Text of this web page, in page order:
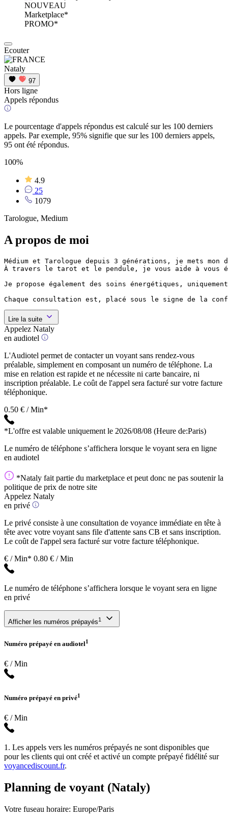
NOUVEAU
Marketplace*
PROMO*
Ecouter
Nataly
97
Hors ligne
Appels répondus
Le pourcentage d'appels répondus est calculé sur les 100 derniers
appels. Par exemple, 95% signifie que sur les 100 derniers appels,
95 ont été répondus.
100%
4.9
25
1079
Tarologue, Medium
A propos de moi
Médium et Tarologue depuis 3 générations, je mets
À travers le tarot et le pendule, je vous aide à vous
Je propose également des soins énergétiques,
Chaque consultation est, placé sous le signe de la
Lire la suite
Appelez Nataly
en audiotel
L'Audiotel permet de contacter un voyant sans rendez-vous
préalable, simplement en composant un numéro de téléphone. La
mise en relation est rapide et ne nécessite ni carte bancaire, ni
inscription préalable. Le coût de l'appel sera facturé sur votre facture
téléphonique.
0.50 € / Min*
*L'offre est valable uniquement le 2026/08/08 (Heure de:Paris)
Le numéro de téléphone s’affichera lorsque le voyant sera en ligne
en audiotel
*Nataly fait partie du marketplace et peut donc ne pas soutenir la
politique de prix de notre site
Appelez Nataly
en privé
Le privé consiste à une consultation de voyance immédiate en tête à
tête avec votre voyant sans file d'attente sans CB et sans inscription.
Le coût de l'appel sera facturé sur votre facture téléphonique.
€ / Min* 0.80 € / Min
Le numéro de téléphone s’affichera lorsque le voyant sera en ligne
en privé
Afficher les numéros prépayés1
Numéro prépayé en audiotel1
€ / Min
Numéro prépayé en privé1
€ / Min
1. Les appels vers les numéros prépayés ne sont disponibles que
pour les clients qui ont créé et activé un compte prépayé fidélité sur
voyancediscount.fr.
Planning de voyant (Nataly)
Votre fuseau horaire: Europe/Paris